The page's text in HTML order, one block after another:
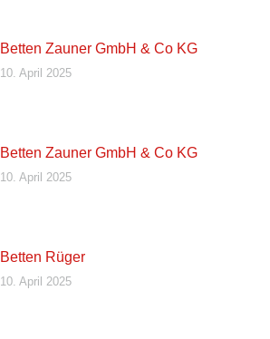
Betten Zauner GmbH & Co KG
10. April 2025
Betten Zauner GmbH & Co KG
10. April 2025
Betten Rüger
10. April 2025